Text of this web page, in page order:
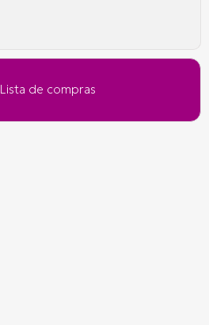
Lista de compras